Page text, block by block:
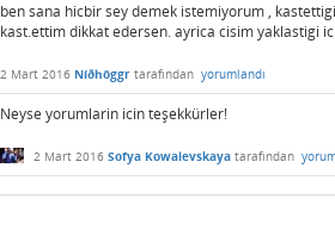
ben sana hicbir sey demek istemiyorum ,
kast.ettim dikkat edersen. ayrica cisim yaklastigi
2 Mart 2016 Níðhöggr tarafından yorumlandı
Neyse yorumlarin icin teşekkürler!
2 Mart 2016 Sofya Kowalevskaya tarafından